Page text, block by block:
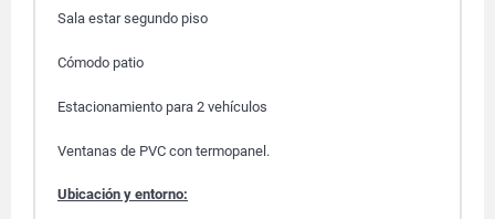
Sala estar segundo piso
Cómodo patio
Estacionamiento para 2 vehículos
Ventanas de PVC con termopanel.
Ubicación y entorno: